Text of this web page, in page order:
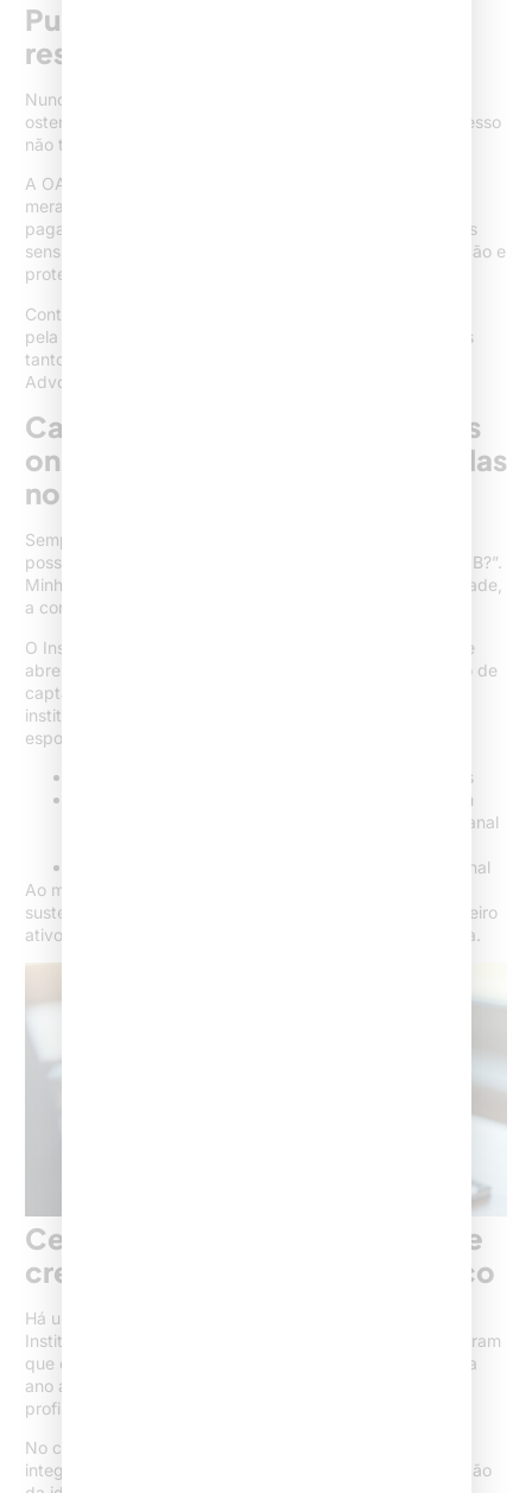
Publicidade vedada: conheça e
respeite os limites
Nunca posso deixar de reforçar: a captação direta, a
ostentação, a oferta de facilidades ou promessas de sucesso
não têm espaço no marketing jurídico.
A OAB deixa claro que o perfil jurídico deve ter caráter
meramente informativo, evitando preços, formas de
pagamento, slogans mercantilistas ou exposição de casos
sensíveis. O respeito a esses limites preserva sua reputação e
protege da responsabilização ética.
Conteúdos educativos, pautados pelo interesse público e
pela construção da cidadania, estão totalmente alinhados
tanto com a legislação quanto com a estratégia do Sites
Advocacia.
Captação qualificada de clientes
online: caminho prático dentro das
normas
Sempre recebo perguntas concretas: “Mas, na prática, é
possível captar clientes pelo Instagram sem infringir a OAB?”.
Minha resposta é sim, contanto que se trabalhe a autoridade,
a confiança e o valor informacional.
O Instagram é um canal de construção de reputação, que
abre portas para o relacionamento inicial, mas o processo de
captação legítima se dá na sequência, em canais
institucionais e após o interessado buscar o contato
espontaneamente.
Evite mensagens automáticas de oferta de serviços
Não responda dúvidas como “consulta gratuita” em
público. Prefira orientar a buscar atendimento no canal
Seja transparente sobre limitações e ética profissional
Ao manter esse cuidado, sinto que a imagem criada se
sustenta a longo prazo, tornando o Instagram um verdadeiro
ativo digital, como reforçado pelo projeto Sites Advocacia.
Certificação digital, tecnologia e
credibilidade no contexto jurídico
Há uma transformação silenciosa em curso. Dados do
Instituto Nacional de Tecnologia da Informação (ITI)
mostram
que o número de advogados com certificação digital salta
ano a ano, sinalizando maior familiaridade tecnológica na
profissão.
No contexto do Instagram, esse avanço permite maior
integração entre redes sociais, processos online e validação